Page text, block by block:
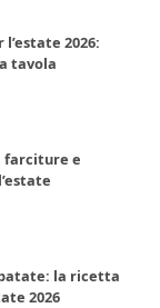
2026:
tavola
farciture e
la ricetta
2026